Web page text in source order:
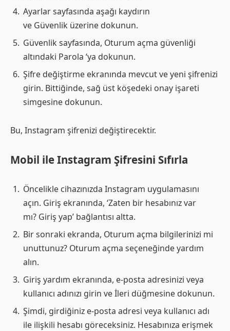
Ayarlar sayfasında aşağı kaydırın
ve Güvenlik üzerine dokunun.
Güvenlik sayfasında, Oturum açma güvenliği
altındaki Parola ‘ya dokunun.
Şifre değiştirme ekranında mevcut ve yeni şifrenizi
girin. Bittiğinde, sağ üst köşedeki onay işareti
simgesine dokunun.
Bu, Instagram şifrenizi değiştirecektir.
Mobil ile Instagram Şifresini Sıfırla
Öncelikle cihazınızda Instagram uygulamasını
açın. Giriş ekranında, ‘Zaten bir hesabınız var
mı? Giriş yap’ bağlantısı altta.
Bir sonraki ekranda, Oturum açma bilgilerinizi mi
unuttunuz? Oturum açma seçeneğinde yardım
alın.
Giriş yardım ekranında, e-posta adresinizi veya
kullanıcı adınızı girin ve İleri düğmesine dokunun.
Şimdi, girdiğiniz e-posta adresi veya kullanıcı adı
ile ilişkili hesabı göreceksiniz. Hesabınıza erişmek